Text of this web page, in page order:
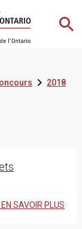
 2018
EN SAVOIR PLUS